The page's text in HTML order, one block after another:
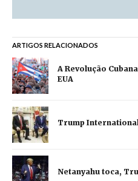
ARTIGOS RELACIONADOS
A Revolução
EUA
Trump
Netanyahu toca,